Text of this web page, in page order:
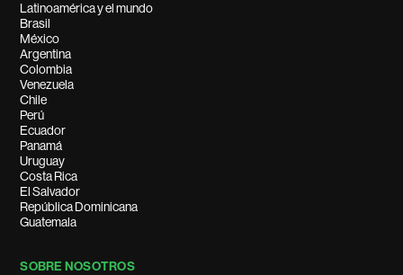
Latinoamérica y el mundo
Brasil
México
Argentina
Colombia
Venezuela
Chile
Perú
Ecuador
Panamá
Uruguay
Costa Rica
El Salvador
República Dominicana
Guatemala
SOBRE NOSOTROS